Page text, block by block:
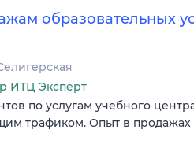
образовательных
ИТЦ Эксперт
по услугам учебного
трафиком. Опыт в продажах